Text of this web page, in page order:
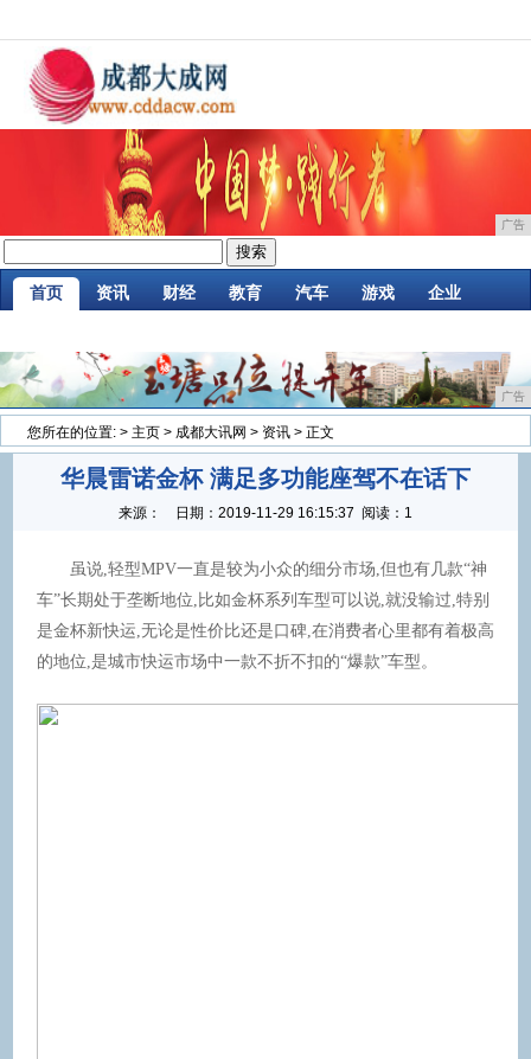
广告
首页 资讯 财经 教育 汽车 游戏 企业
广告
您所在的位置: > 主页 > 成都大讯网 > 资讯 > 正文
华晨雷诺金杯 满足多功能座驾不在话下
来源： 日期： 2019-11-29 16:15:37 阅读：1
虽说,轻型MPV一直是较为小众的细分市场,但也有几款“神
车”长期处于垄断地位,比如金杯系列车型可以说,就没输过,特别
是金杯新快运,无论是性价比还是口碑,在消费者心里都有着极高
的地位,是城市快运市场中一款不折不扣的“爆款”车型。